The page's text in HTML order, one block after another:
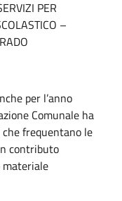
PER
–
per l’anno
Comunale ha
frequentano le
contributo
materiale